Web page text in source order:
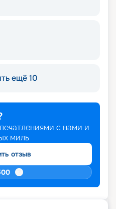
ещё 10
с нами и
миль
отзыв